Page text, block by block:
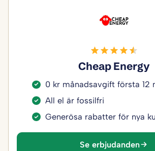
Cheap Energy
0 kr månadsavgift första 12
All el är fossilfri
Generösa rabatter för nya
Se erbjudanden